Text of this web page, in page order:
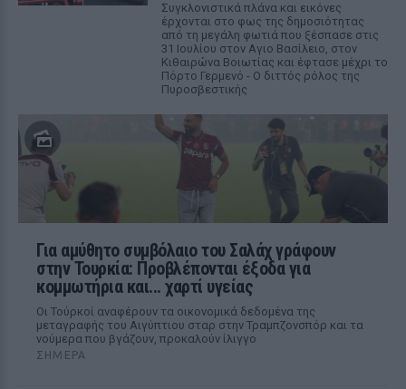
Συγκλονιστικά πλάνα και εικόνες
έρχονται στο φως της δημοσιότητας
από τη μεγάλη φωτιά που ξέσπασε στις
31 Ιουλίου στον Αγιο Βασίλειο, στον
Κιθαιρώνα Βοιωτίας και έφτασε μέχρι το
Πόρτο Γερμενό - Ο διττός ρόλος της
Πυροσβεστικής
Για αμύθητο συμβόλαιο του Σαλάχ γράφουν
στην Τουρκία: Προβλέπονται έξοδα για
κομμωτήρια και... χαρτί υγείας
Οι Τούρκοί αναφέρουν τα οικονομικά δεδομένα της
μεταγραφής του Αιγύπτιου σταρ στην Τραμπζονσπόρ και τα
νούμερα που βγάζουν, προκαλούν ίλιγγο
ΣΉΜΕΡΑ